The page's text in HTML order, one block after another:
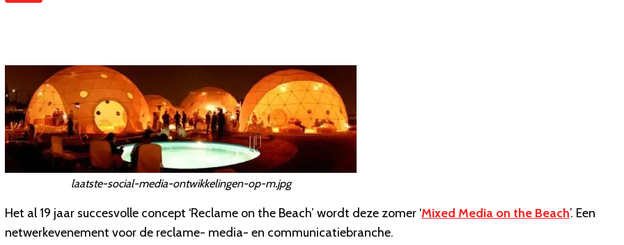
laatste-social-media-ontwikkelingen-op-m.jpg
Het al 19 jaar succesvolle concept ‘Reclame on the Beach’ wordt deze zomer ‘Mixed Media on the Beach’. Een
netwerkevenement voor de reclame- media- en communicatiebranche.